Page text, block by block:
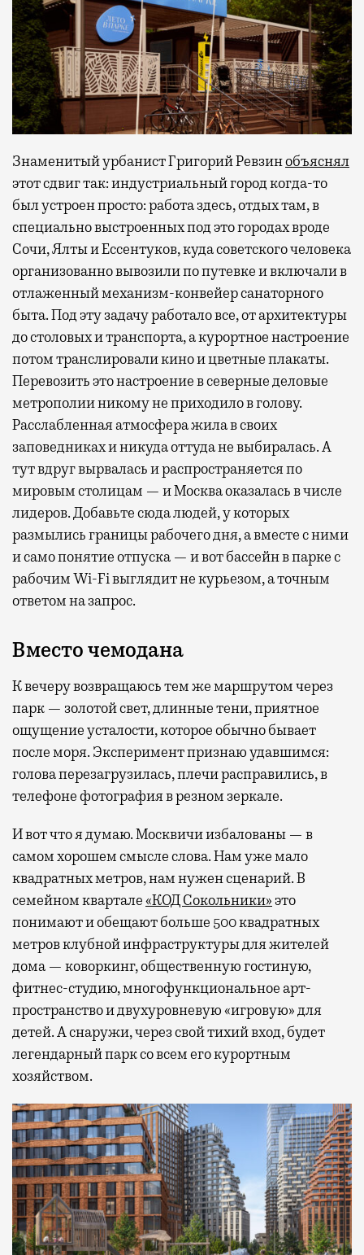
Знаменитый урбанист Григорий Ревзинобъяснял
этот сдвиг так: индустриальный город когда-то
был устроен просто: работа здесь, отдых там, в
специально выстроенных под это городах вроде
Сочи, Ялты и Ессентуков, куда советского человека
организованно вывозили по путевке и включали в
отлаженный механизм-конвейер санаторного
быта. Под эту задачу работало все, от архитектуры
до столовых и транспорта, а курортное настроение
потом транслировали кино и цветные плакаты.
Перевозить это настроение в северные деловые
метрополии никому не приходило в голову.
Расслабленная атмосфера жила в своих
заповедниках и никуда оттуда не выбиралась. А
тут вдруг вырвалась и распространяется по
мировым столицам — и Москва оказалась в числе
лидеров. Добавьте сюда людей, у которых
размылись границы рабочего дня, а вместе с ними
и само понятие отпуска — и вот бассейн в парке с
рабочим Wi-Fi выглядит не курьезом, а точным
ответом на запрос.
Вместо чемодана
К вечеру возвращаюсь тем же маршрутом через
парк — золотой свет, длинные тени, приятное
ощущение усталости, которое обычно бывает
после моря. Эксперимент признаю удавшимся:
голова перезагрузилась, плечи расправились, в
телефоне фотография в резном зеркале.
И вот что я думаю. Москвичи избалованы — в
самом хорошем смысле слова. Нам уже мало
квадратных метров, нам нужен сценарий. В
семейном квартале«КОД Сокольники»это
понимают и обещают больше 500 квадратных
метров клубной инфраструктуры для жителей
дома — коворкинг, общественную гостиную,
фитнес-студию, многофункциональное арт-
пространство и двухуровневую «игровую» для
детей. А снаружи, через свой тихий вход, будет
легендарный парк со всем его курортным
хозяйством.